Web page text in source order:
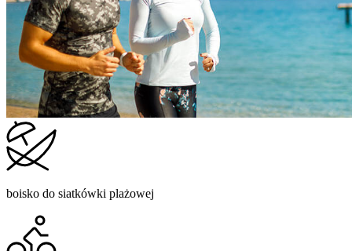
boisko do siatkówki plażowej